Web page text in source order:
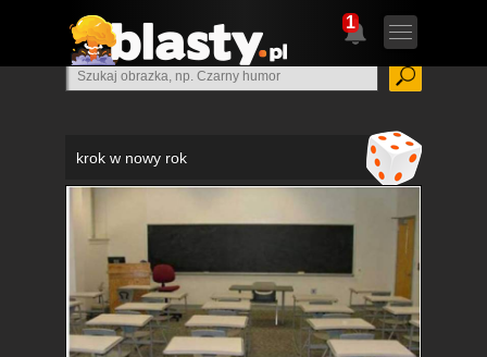
1
krok w nowy rok